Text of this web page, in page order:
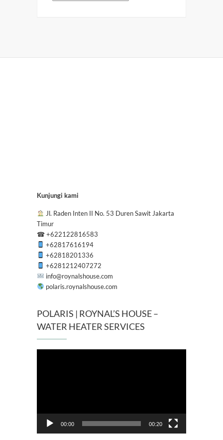
Kunjungi kami
Jl. Raden Inten II No. 53 Duren Sawit Jakarta
Timur
☎+622122816583
+62817616194
+62818201336
+6281212407272
info@roynalshouse.com
polaris.roynalshouse.com
POLARIS | ROYNAL’S HOUSE –
WATER HEATER SERVICES
00:00 00:20